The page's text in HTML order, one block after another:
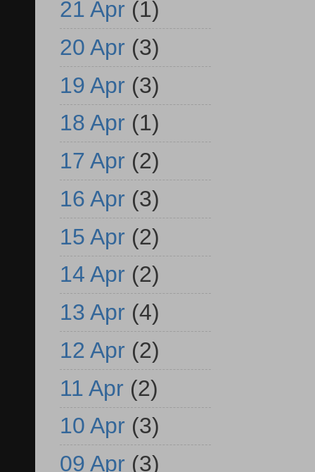
21 Apr (1)
20 Apr (3)
19 Apr (3)
18 Apr (1)
17 Apr (2)
16 Apr (3)
15 Apr (2)
14 Apr (2)
13 Apr (4)
12 Apr (2)
11 Apr (2)
10 Apr (3)
09 Apr (3)